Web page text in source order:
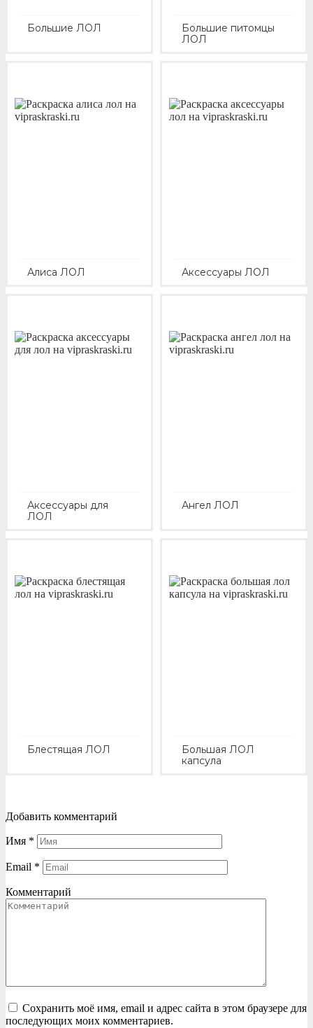
Большие ЛОЛ
Большие питомцы
ЛОЛ
Алиса ЛОЛ Аксессуары ЛОЛ
Аксессуары для
ЛОЛ
Ангел ЛОЛ
Блестящая ЛОЛ
Большая ЛОЛ
капсула
Добавить комментарий
Имя *
Email *
Комментарий
Сохранить моё имя, email и адрес сайта в этом браузере для
последующих моих комментариев.